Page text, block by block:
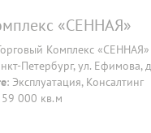
«СЕННАЯ»
Комплекс «СЕННАЯ»
Петербург, ул. Ефимова,
: Эксплуатация, Консалтинг
59 000 кв.м